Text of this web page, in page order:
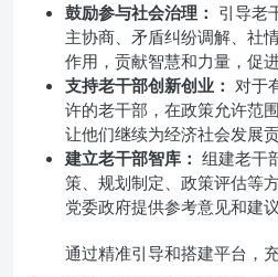
鼓励参与社会治理： 引导老
主协商、矛盾纠纷调解、社
作用，贡献智慧和力量，促
支持老干部创新创业： 对于
许的老干部，在政策允许范
让他们继续为经济社会发展贡
建立老干部智库： 组建老干
策、规划制定、政策评估等
党委政府提供参考意见和建议
通过精准引导和搭建平台，